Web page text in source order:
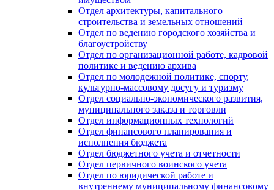
Отдел архитектуры, капитального
строительства и земельных отношений
Отдел по ведению городского хозяйства и
благоустройству
Отдел по организационной работе, кадровой
политике и ведению архива
Отдел по молодежной политике, спорту,
культурно-массовому досугу и туризму
Отдел социально-экономического развития,
муниципального заказа и торговли
Отдел информационных технологий
Отдел финансового планирования и
исполнения бюджета
Отдел бюджетного учета и отчетности
Отдел первичного воинского учета
Отдел по юридической работе и
внутреннему муниципальному финансовому